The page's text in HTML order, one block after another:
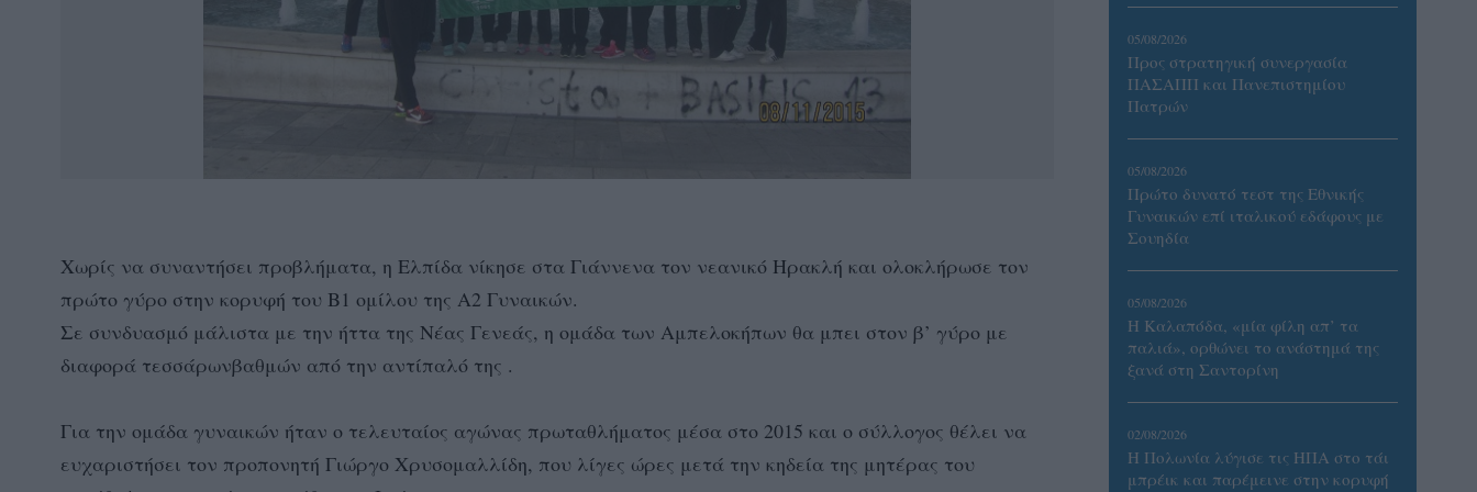
Χωρίς να συναντήσει προβλήματα, η Ελπίδα νίκησε στα Γιάννενα τον νεανικό Ηρακλή και ολοκλήρωσε τον
πρώτο γύρο στην κορυφή του Β1 ομίλου της Α2 Γυναικών.
Σε συνδυασμό μάλιστα με την ήττα της Νέας Γενεάς, η ομάδα των Αμπελοκήπων θα μπει στον β’ γύρο με
διαφορά τεσσάρωνβαθμών από την αντίπαλό της .
Για την ομάδα γυναικών ήταν ο τελευταίος αγώνας πρωταθλήματος μέσα στο 2015 και ο σύλλογος θέλει να
ευχαριστήσει τον προπονητή Γιώργο Χρυσομαλλίδη, που λίγες ώρες μετά την κηδεία της μητέρας του
05/08/2026
Προς στρατηγική συνεργασία
ΠΑΣΑΠΠ και Πανεπιστημίου
Πατρών
05/08/2026
Πρώτο δυνατό τεστ της Εθνικής
Γυναικών επί ιταλικού εδάφους με
Σουηδία
05/08/2026
Η Καλαπόδα, «μία φίλη απ’ τα
παλιά», ορθώνει το ανάστημά της
ξανά στη Σαντορίνη
02/08/2026
Η Πολωνία λύγισε τις ΗΠΑ στο τάι
μπρέικ και παρέμεινε στην κορυφή